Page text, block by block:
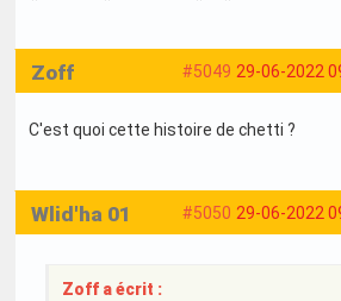
#5049 29-06-2022
Zoff
C'est quoi cette histoire de chetti ?
#5050 29-06-2022
Wlid'ha 01
Zoff a écrit :